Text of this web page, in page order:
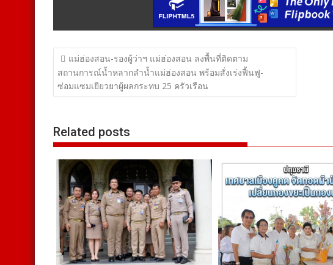
แนะแนว
เรื่อง
แม่ฮ่องสอน-รองผู้ว่าฯ แม่ฮ่องสอน ลงพื้นที่ติดตาม
สถานการณ์น้ำหลากลำน้ำแม่ฮ่องสอน พร้อมสั่งเร่งฟื้นฟู-
ซ่อมแซมเยียวยาผู้ผลกระทบ 25 ครัวเรือน
Related posts